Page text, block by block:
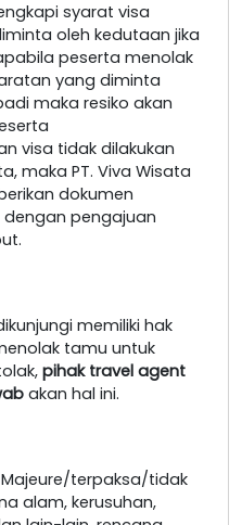
syarat visa
oleh kedutaan jika
peserta menolak
yang diminta
maka resiko akan
visa tidak dilakukan
maka PT. Viva Wisata
dokumen
pengajuan
memiliki hak
tamu untuk
pihak travel agent
akan hal ini.
terpaksa/tidak
alam, kerusuhan,